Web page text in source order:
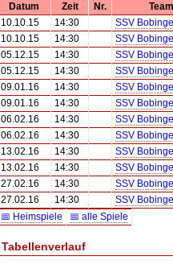
Datum Zeit Nr.
10.10.15
14:30
SSV
10.10.15
14:30
SSV
05.12.15
14:30
SSV
05.12.15
14:30
SSV
09.01.16
14:30
SSV
09.01.16
14:30
SSV
06.02.16
14:30
SSV
06.02.16
14:30
SSV
13.02.16
14:30
SSV
13.02.16
14:30
SSV
27.02.16
14:30
SSV
27.02.16
14:30
SSV
📅 Heimspiele
📅 alle Spiele
Tabellenverlauf